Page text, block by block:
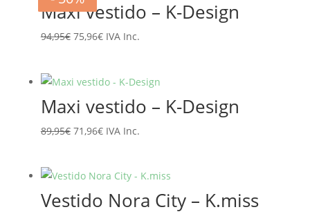
Maxi vestido – K-Design
94,95€ El
era:
94,95€.
75,96€El
es:
75,96€.
IVA Inc.
Maxi vestido – K-Design
89,95€ El
era:
89,95€.
71,96€El
es:
71,96€.
IVA Inc.
Vestido Nora City – K.miss